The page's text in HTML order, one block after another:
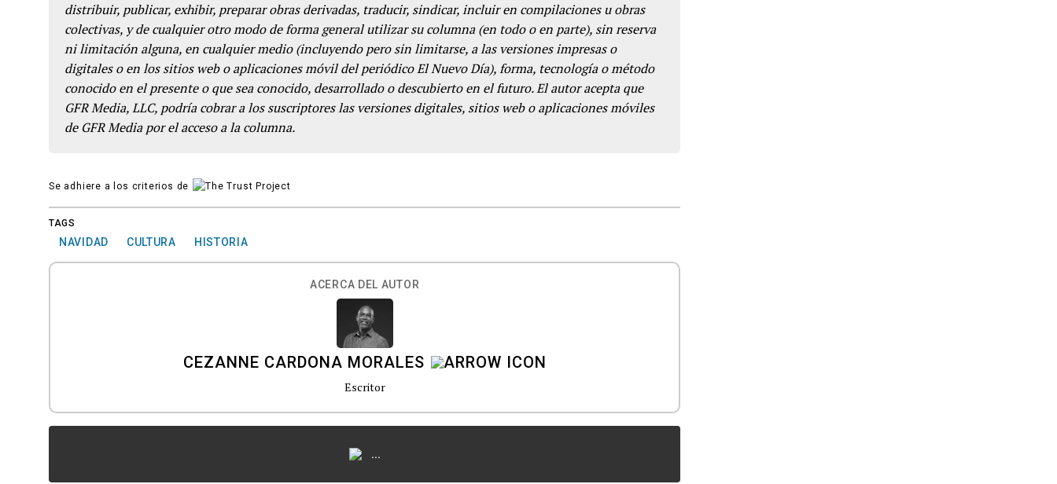
distribuir, publicar, exhibir, preparar obras derivadas, traducir, sindicar, incluir en compilaciones u obras
colectivas, y de cualquier otro modo de forma general utilizar su columna (en todo o en parte), sin reserva
ni limitación alguna, en cualquier medio (incluyendo pero sin limitarse, a las versiones impresas o
digitales o en los sitios web o aplicaciones móvil del periódico El Nuevo Día), forma, tecnología o método
conocido en el presente o que sea conocido, desarrollado o descubierto en el futuro. El autor acepta que
GFR Media, LLC, podría cobrar a los suscriptores las versiones digitales, sitios web o aplicaciones móviles
de GFR Media por el acceso a la columna.
Se adhiere a los criterios de
TAGS
NAVIDAD CULTURA HISTORIA
ACERCA DEL AUTOR
CEZANNE CARDONA MORALES
Escritor
...